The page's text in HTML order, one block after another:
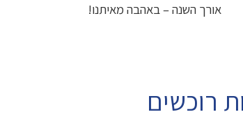
אורך השנה – באהבה מאיתנו!
רוכשים